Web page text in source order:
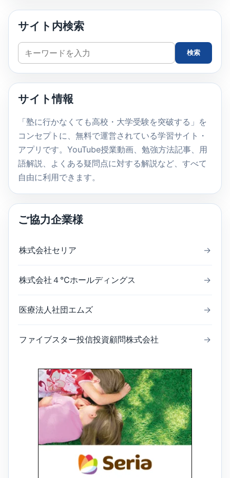
サイト内検索
サ
イ
ト
検
索
検索
サイト情報
「塾に行かなくても高校・大学受験を突破する」を
コンセプトに、無料で運営されている学習サイト・
アプリです。YouTube授業動画、勉強方法記事、用
語解説、よくある疑問点に対する解説など、すべて
自由に利用できます。
ご協力企業様
株式会社セリア →
株式会社４℃ホールディングス →
医療法人社団エムズ →
ファイブスター投信投資顧問株式会社 →